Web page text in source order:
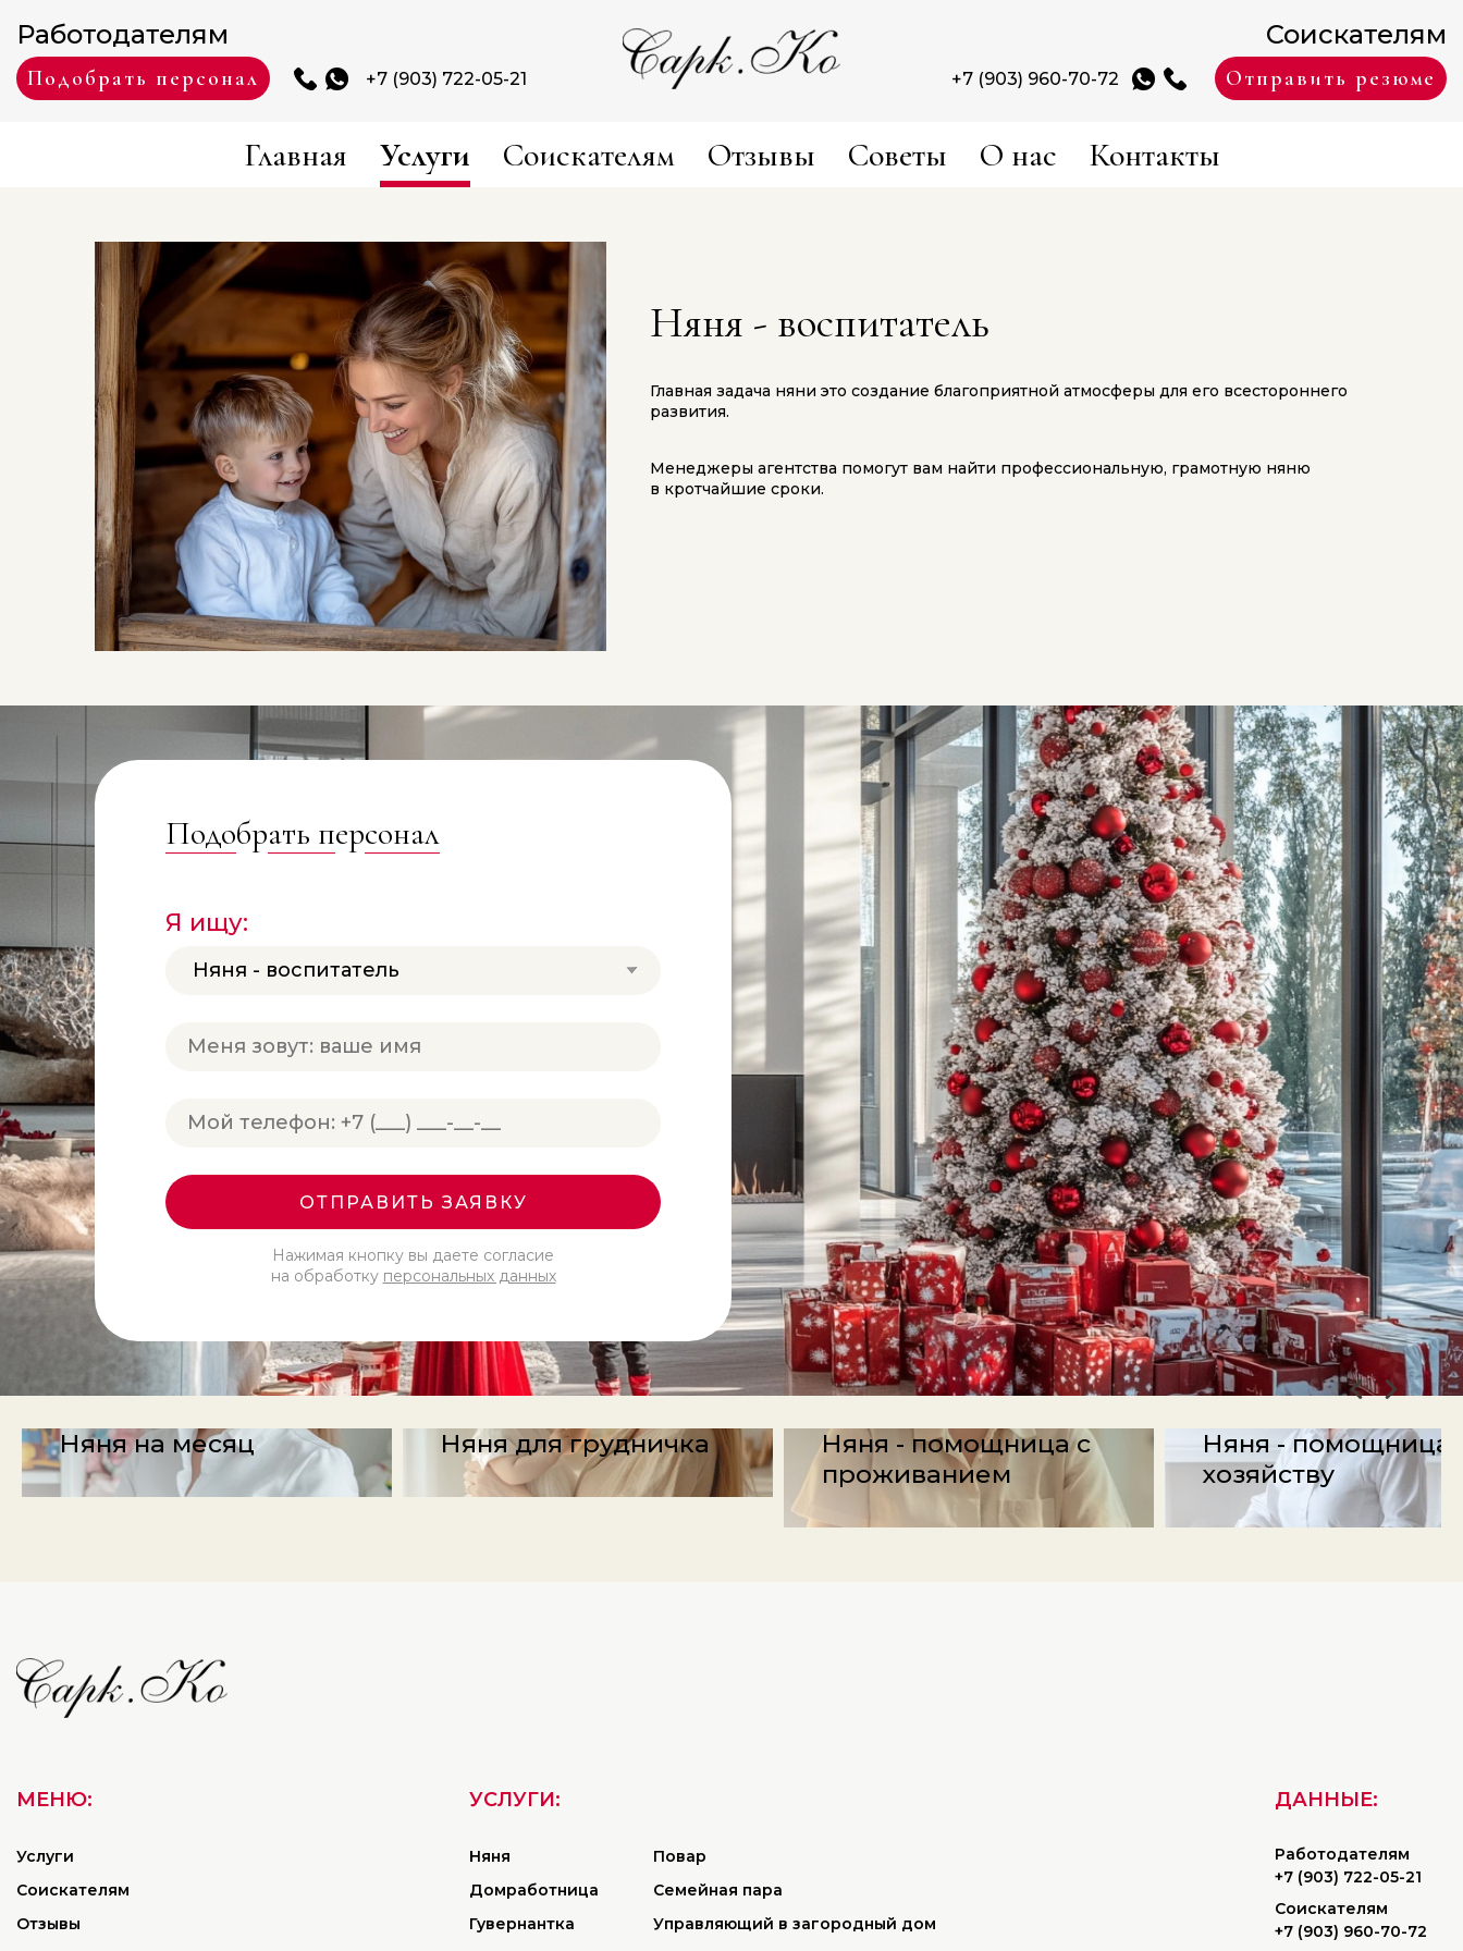
Работодателям
Подобрать персонал +7 (903) 722-05-21
Соискателям
Отправить резюме
+7 (903) 960-70-72
Главная Услуги Соискателям Отзывы Советы О нас Контакты
Няня - воспитатель
Главная задача няни это создание благоприятной атмосферы для его всестороннего
развития.
Менеджеры агентства помогут вам найти профессиональную, грамотную няню
в кротчайшие сроки.
Подобрать персонал
Я ищу:
Няня - воспитатель
ОТПРАВИТЬ ЗАЯВКУ
Нажимая кнопку вы даете согласие
на обработку персональных данных
Няня на месяц Няня для грудничка
Няня - помощница с
проживанием
Няня - помощница
хозяйству
МЕНЮ:
Услуги
Соискателям
Отзывы
УСЛУГИ:
Няня
Домработница
Гувернантка
Повар
Семейная пара
Управляющий в загородный дом
ДАННЫЕ:
Работодателям
+7 (903) 722-05-21
Соискателям
+7 (903) 960-70-72